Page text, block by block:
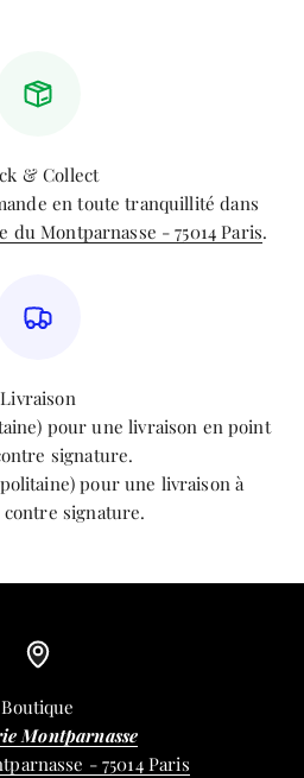
& Collect
en toute tranquillité dans
du Montparnasse - 75014 Paris.
Livraison
pour une livraison en point
signature.
pour une livraison à
signature.
Boutique
Montparnasse
- 75014 Paris